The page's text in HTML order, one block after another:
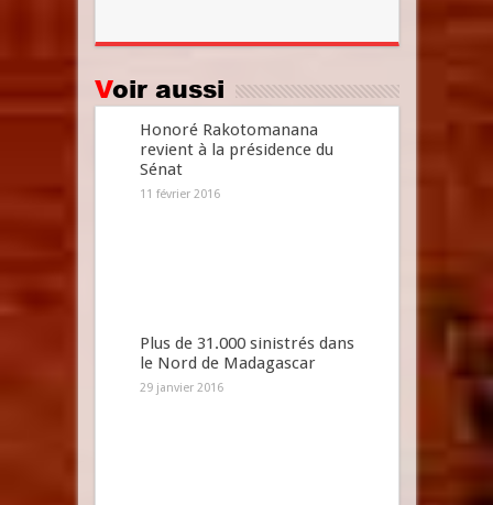
Voir aussi
Honoré Rakotomanana
revient à la présidence du
Sénat
11 février 2016
Plus de 31.000 sinistrés dans
le Nord de Madagascar
29 janvier 2016